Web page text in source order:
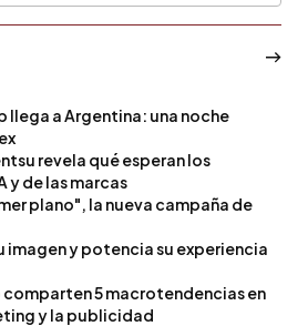
llega a Argentina: una noche
revela qué esperan los
y de las marcas
plano", la nueva campaña de
imagen y potencia su experiencia
comparten 5 macrotendencias en
y la publicidad